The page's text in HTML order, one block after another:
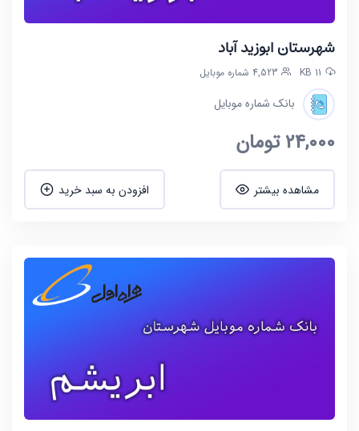
شهرستان ابوزید آباد
11 KB 4,523 شماره موبایل
بانک شماره موبایل
24,000تومان
مشاهده بیشتر افزودن به سبد خرید